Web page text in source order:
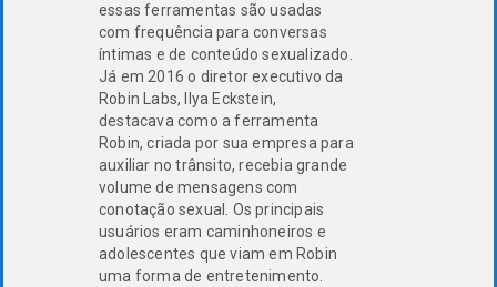
essas ferramentas são usadas
com frequência para conversas
íntimas e de conteúdo sexualizado.
Já em 2016 o diretor executivo da
Robin Labs, Ilya Eckstein,
destacava como a ferramenta
Robin, criada por sua empresa para
auxiliar no trânsito, recebia grande
volume de mensagens com
conotação sexual. Os principais
usuários eram caminhoneiros e
adolescentes que viam em Robin
uma forma de entretenimento.